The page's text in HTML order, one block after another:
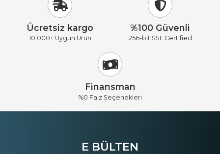
Ücretsiz kargo
10.000+ Uygun Ürün
%100 Güvenli
256-bit SSL Certified
Finansman
%0 Faiz Seçenekleri
E BÜLTEN